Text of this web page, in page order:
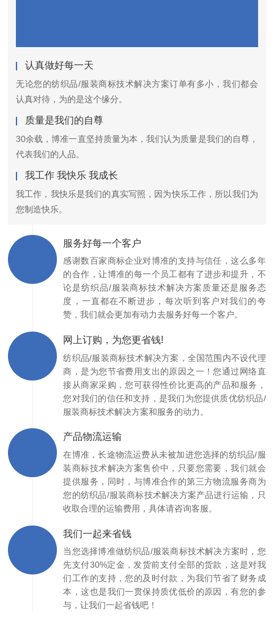
认真做好每一天
无论您的纺织品/服装商标技术解决方案订单有多小，我们都会
认真对待，为的是这个缘分。
质量是我们的自尊
30余载，博准一直坚持质量为本，我们认为质量是我们的自尊，
代表我们的人品。
我工作 我快乐 我成长
我工作，我快乐是我们的真实写照，因为快乐工作，所以我们为
您制造快乐。
服务好每一个客户
感谢数百家商标企业对博准的支持与信任，这么多年
的合作，让博准的每一个员工都有了进步和提升，不
论是纺织品/服装商标技术解决方案质量还是服务态
度，一直都在不断进步，每次听到客户对我们的夸
赞，我们就会更加有动力去服务好每一个客户。
网上订购，为您更省钱!
纺织品/服装商标技术解决方案，全国范围内不设代理
商，是为您节省费用支出的原因之一！您通过网络直
接从商家采购，您可获得性价比更高的产品和服务，
您对我们的信任和支持，是我们为您提供质优纺织品/
服装商标技术解决方案和服务的动力。
产品物流运输
在博准，长途物流运费从未被加进您选择的纺织品/服
装商标技术解决方案售价中，只要您需要，我们就会
提供服务，同时，与博准合作的第三方物流服务商为
您的纺织品/服装商标技术解决方案产品进行运输，只
收取合理的运输费用，具体请咨询客服。
我们一起来省钱
当您选择博准做纺织品/服装商标技术解决方案时，您
先支付30%定金，发货前支付全部的货款，这是对我
们工作的支持，您的及时付款，为我们节省了财务成
本，这也是我们一贯保持质优低价的原因，有您的参
与，让我们一起省钱吧！